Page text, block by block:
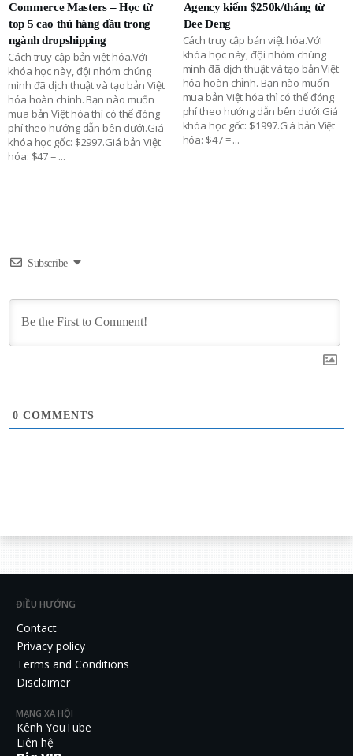
Commerce Masters – Học từ
top 5 cao thủ hàng đầu trong
ngành dropshipping
Cách truy cập bản việt hóa.Với
khóa học này, đội nhóm chúng
mình đã dịch thuật và tạo bản Việt
hóa hoàn chỉnh. Bạn nào muốn
mua bản Việt hóa thì có thể đóng
phí theo hướng dẫn bên dưới.Giá
khóa học gốc: $2997.Giá bản Việt
hóa: $47 = ...
Agency kiếm $250k/tháng từ
Dee Deng
Cách truy cập bản việt hóa.Với
khóa học này, đội nhóm chúng
mình đã dịch thuật và tạo bản Việt
hóa hoàn chỉnh. Bạn nào muốn
mua bản Việt hóa thì có thể đóng
phí theo hướng dẫn bên dưới.Giá
khóa học gốc: $1997.Giá bản Việt
hóa: $47 =...
Subscribe
0 COMMENTS
ĐIỀU HƯỚNG
Contact
Privacy policy
Terms and Conditions
Disclaimer
MẠNG XÃ HỘI
Kênh YouTube
Liên hệ